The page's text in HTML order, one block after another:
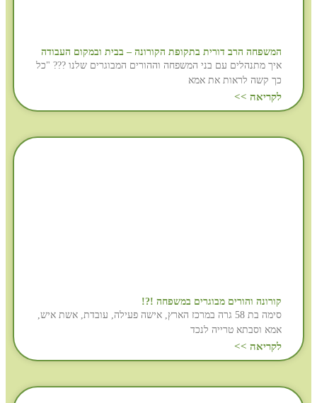
המשפחה הרב דורית בתקופת הקורונה – בבית ובמקום העבודה
איך מתנהלים עם בני המשפחה וההורים המבוגרים שלנו ??? "כל
כך קשה לראות את אמא
לקריאה >>
קורונה והורים מבוגרים במשפחה !?!
סימה בת 58 גרה במרכז הארץ, אישה פעילה, עובדת, אשת איש,
אמא וסבתא טרייה לנכד
לקריאה >>